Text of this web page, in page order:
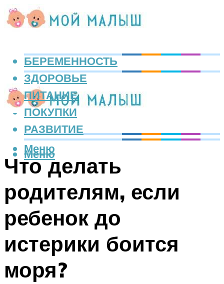
БЕРЕМЕННОСТЬ
ЗДОРОВЬЕ
ПИТАНИЕ
ПОКУПКИ
РАЗВИТИЕ
Меню
Меню
Что делать
родителям, если
ребенок до
истерики боится
моря?